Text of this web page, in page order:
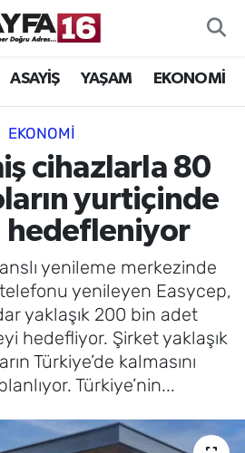
ASAYİŞ YAŞAM EKONOMİ
EKONOMİ
cihazlarla 80
yurtiçinde
hedefleniyor
yenileme merkezinde
yenileyen Easycep,
yaklaşık 200 bin adet
hedefliyor. Şirket yaklaşık
Türkiye’de kalmasını
Türkiye’nin...
Grup Puan Durumu ve Fikstür